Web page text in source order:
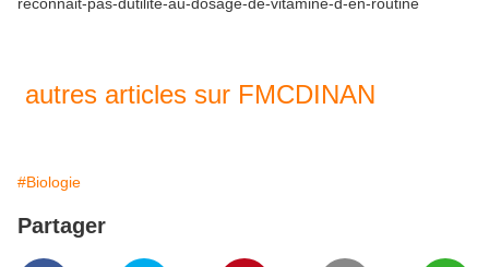
autres articles sur FMCDINAN
#Biologie
Partager